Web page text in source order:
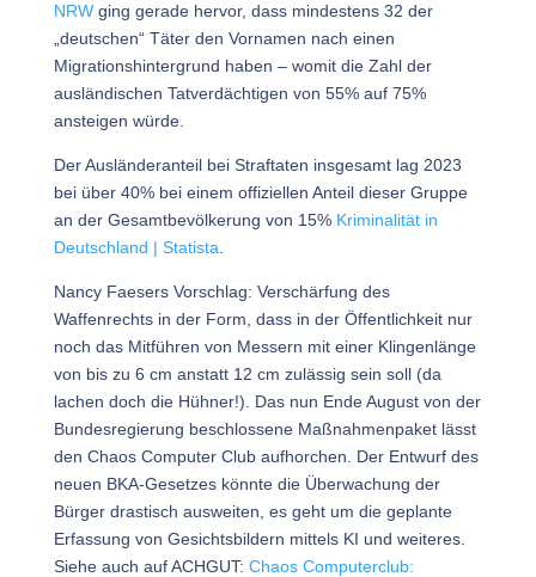
NRWging gerade hervor, dass mindestens 32 der
„deutschen“ Täter den Vornamen nach einen
Migrationshintergrund haben – womit die Zahl der
ausländischen Tatverdächtigen von 55% auf 75%
ansteigen würde.
Der Ausländeranteil bei Straftaten insgesamt lag 2023
bei über 40% bei einem offiziellen Anteil dieser Gruppe
an der Gesamtbevölkerung von 15% Kriminalität in
Deutschland | Statista
Nancy Faesers Vorschlag: Verschärfung des
Waffenrechts in der Form, dass in der Öffentlichkeit nur
noch das Mitführen von Messern mit einer Klingenlänge
von bis zu 6 cm anstatt 12 cm zulässig sein soll (da
lachen doch die Hühner!). Das nun Ende August von der
Bundesregierung beschlossene Maßnahmenpaket lässt
den Chaos Computer Club aufhorchen. Der Entwurf des
neuen BKA-Gesetzes könnte die Überwachung der
Bürger drastisch ausweiten, es geht um die geplante
Erfassung von Gesichtsbildern mittels KI und weiteres.
Siehe auch auf ACHGUT: Chaos Computerclub: